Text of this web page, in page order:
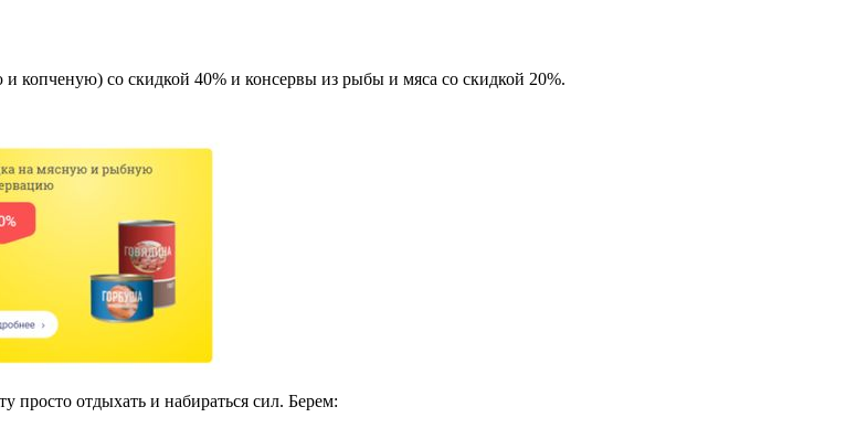
со скидкой 40% и консервы из рыбы и мяса со скидкой 20%.
просто отдыхать и набираться сил. Берем: